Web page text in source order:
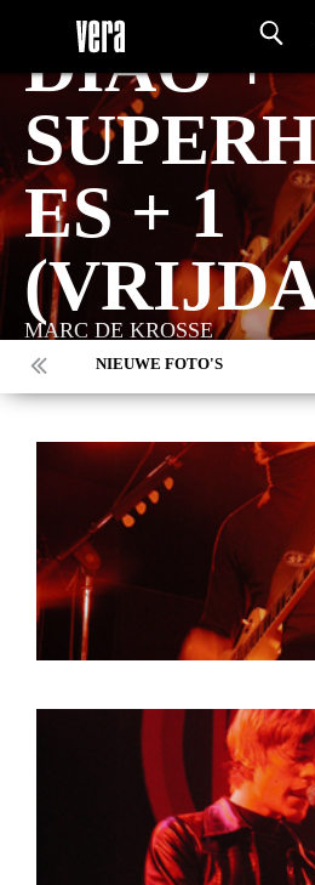
DIAO +
ES + 1
MARC DE KROSSE
NIEUWE FOTO'S